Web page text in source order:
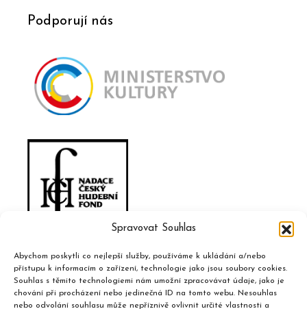
Spravovat Souhlas
Abychom poskytli co nejlepší služby, používáme k ukládání a/nebo
přístupu k informacím o zařízení, technologie jako jsou soubory cookies.
Souhlas s těmito technologiemi nám umožní zpracovávat údaje, jako je
chování při procházení nebo jedinečná ID na tomto webu. Nesouhlas
nebo odvolání souhlasu může nepříznivě ovlivnit určité vlastnosti a
Podporují nás